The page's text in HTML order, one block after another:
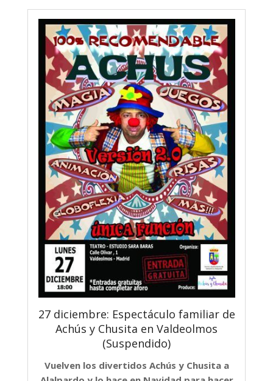
27 diciembre: Espectáculo familiar de
Achús y Chusita en Valdeolmos
(Suspendido)
Vuelven los divertidos Achús y Chusita a